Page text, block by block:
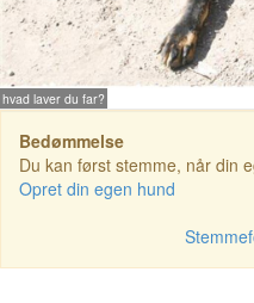
hvad laver du far?
Bedømmelse
Du kan først stemme, når din
Opret din egen hund